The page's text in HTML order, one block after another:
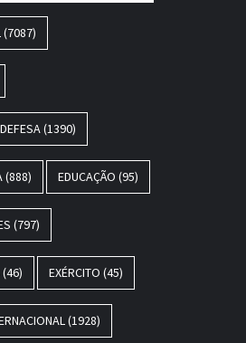
(7087)
DEFESA (1390)
(888) EDUCAÇÃO (95)
(797)
(46) EXÉRCITO (45)
(1928)